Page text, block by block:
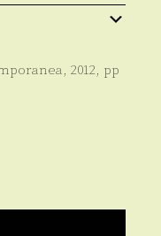
, 2012, pp